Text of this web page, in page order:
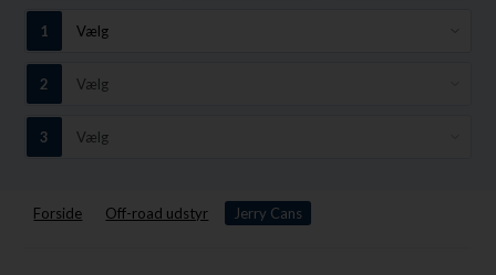
Danmarks førende
14 dages returret
Forside Off-road udstyr Jerry Cans